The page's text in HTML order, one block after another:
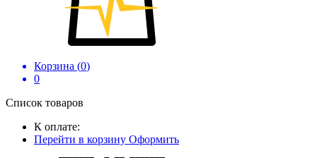
Корзина (0)
0
Список товаров
К оплате:
Перейти в корзину Оформить